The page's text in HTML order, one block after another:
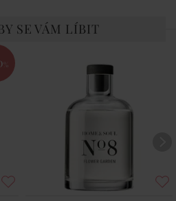
SE VÁM LÍBIT
%